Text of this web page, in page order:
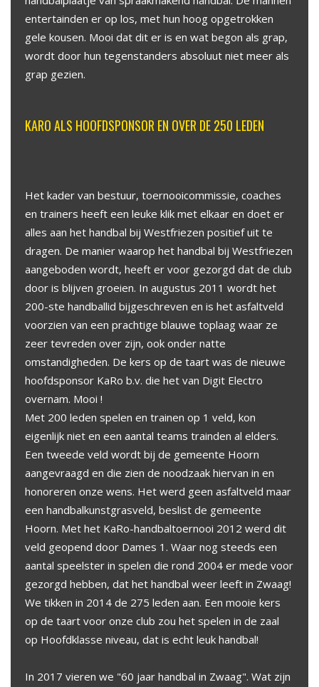
entertainden er op los, met hun hoog opgetrokken
gele kousen. Mooi dat dit er is en wat begon als grap,
wordt door hun tegenstanders absoluut niet meer als
grap gezien.
KARO ALS HOOFDSPONSOR EN OVER DE 250 LEDEN
Het kader van bestuur, toernooicommissie, coaches
en trainers heeft een leuke klik met elkaar en doet er
alles aan het handbal bij Westfriezen positief uit te
dragen. De manier waarop het handbal bij Westfriezen
aangeboden wordt, heeft er voor gezorgd dat de club
door is blijven groeien. In augustus 2011 wordt het
200-ste handballid bijgeschreven en is het asfaltveld
voorzien van een prachtige blauwe toplaag waar ze
zeer tevreden over zijn, ook onder natte
omstandigheden. De kers op de taart was de nieuwe
hoofdsponsor KaRo b.v. die het van Digit Electro
overnam. Mooi !
Met 200 leden spelen en trainen op 1 veld, kon
eigenlijk niet en een aantal teams trainden al elders.
Een tweede veld wordt bij de gemeente Hoorn
aangevraagd en die zien de noodzaak hiervan in en
honoreren onze wens. Het werd geen asfaltveld maar
een handbalkunstgrasveld, beslist de gemeente
Hoorn. Met het KaRo-handbaltoernooi 2012 werd dit
veld geopend door Dames 1. Waar nog steeds een
aantal speelster in spelen die rond 2004 er mede voor
gezorgd hebben, dat het handbal weer leeft in Zwaag!
We tikken in 2014 de 275 leden aan. Een mooie kers
op de taart voor onze club zou het spelen in de zaal
op Hoofdklasse niveau, dat is echt leuk handbal!
In 2017 vieren we "60 jaar handbal in Zwaag". Wat zijn